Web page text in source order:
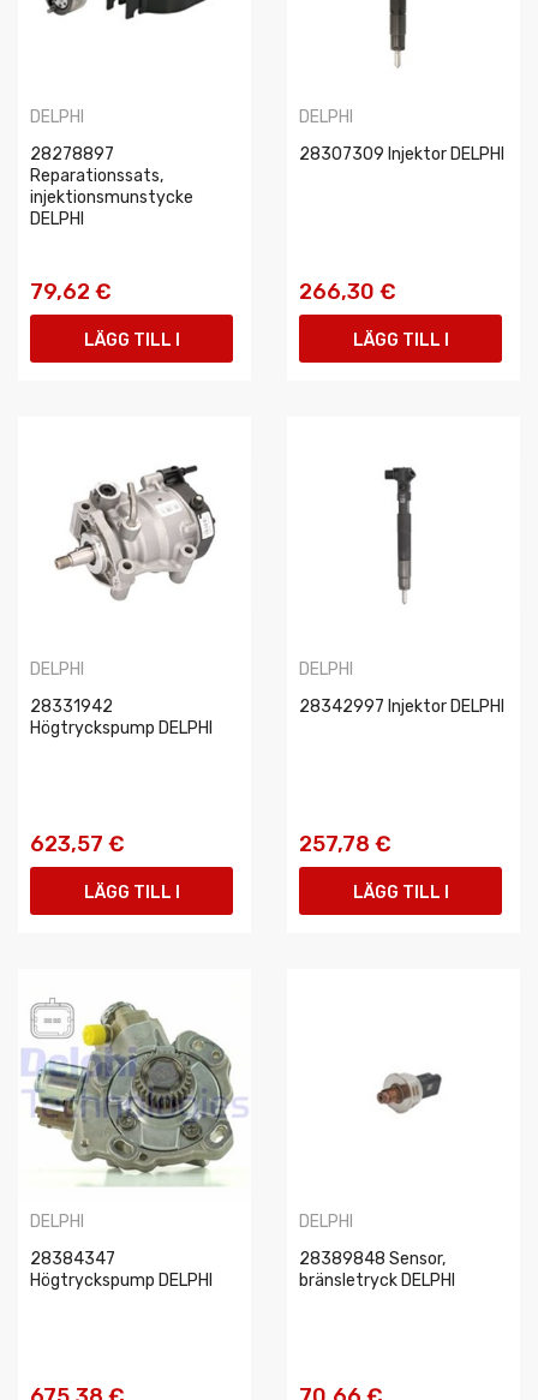
DELPHI
28278897
Reparationssats,
injektionsmunstycke
DELPHI
79,62 €
LÄGG TILL I
DELPHI
28307309 Injektor DELPHI
266,30 €
LÄGG TILL I
DELPHI
28331942
Högtryckspump DELPHI
623,57 €
LÄGG TILL I
DELPHI
28342997 Injektor DELPHI
257,78 €
LÄGG TILL I
DELPHI
28384347
Högtryckspump DELPHI
DELPHI
28389848 Sensor,
bränsletryck DELPHI